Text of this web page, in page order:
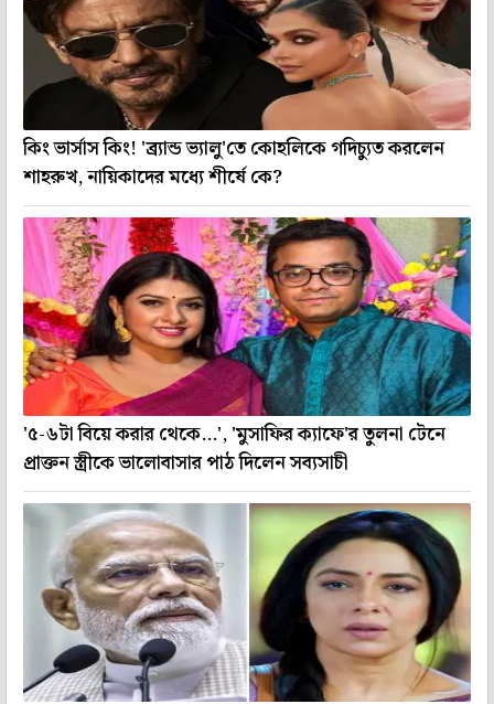
কিং ভার্সাস কিং! 'ব্র্যান্ড ভ্যালু'তে কোহলিকে গদিচ্যুত করলেন
শাহরুখ, নায়িকাদের মধ্যে শীর্ষে কে?
'৫-৬টা বিয়ে করার থেকে...', 'মুসাফির ক্যাফে'র তুলনা টেনে
প্রাক্তন স্ত্রীকে ভালোবাসার পাঠ দিলেন সব্যসাচী